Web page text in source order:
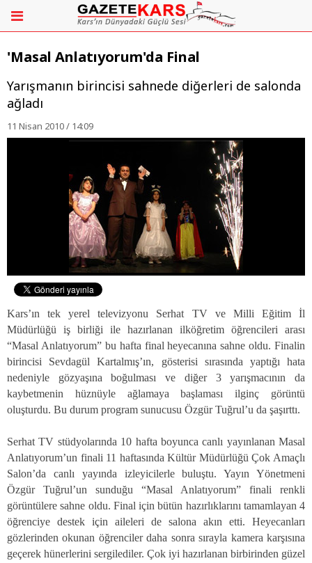
'Masal Anlatıyorum'da Final
Yarışmanın birincisi sahnede diğerleri de salonda
ağladı
11 Nisan 2010 / 14:09
Kars’ın tek yerel televizyonu Serhat TV ve Milli Eğitim İl
Müdürlüğü iş birliği ile hazırlanan ilköğretim öğrencileri arası
“Masal Anlatıyorum” bu hafta final heyecanına sahne oldu. Finalin
birincisi Sevdagül Kartalmış’ın, gösterisi sırasında yaptığı hata
nedeniyle gözyaşına boğulması ve diğer 3 yarışmacının da
kaybetmenin hüznüyle ağlamaya başlaması ilginç görüntü
oluşturdu. Bu durum program sunucusu Özgür Tuğrul’u da şaşırttı.
Serhat TV stüdyolarında 10 hafta boyunca canlı yayınlanan Masal
Anlatıyorum’un finali 11 haftasında Kültür Müdürlüğü Çok Amaçlı
Salon’da canlı yayında izleyicilerle buluştu. Yayın Yönetmeni
Özgür Tuğrul’un sunduğu “Masal Anlatıyorum” finali renkli
görüntülere sahne oldu. Final için bütün hazırlıklarını tamamlayan 4
öğrenciye destek için aileleri de salona akın etti. Heyecanları
gözlerinden okunan öğrenciler daha sonra sırayla kamera karşısına
geçerek hünerlerini sergilediler. Çok iyi hazırlanan birbirinden güzel